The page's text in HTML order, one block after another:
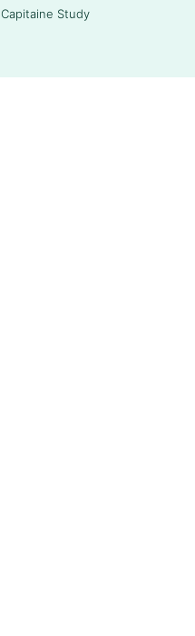
Capitaine Study